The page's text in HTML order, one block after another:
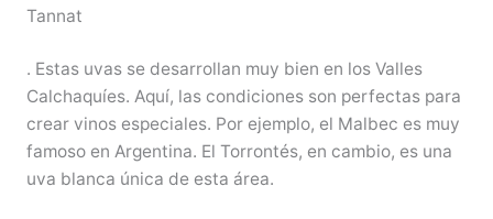
Tannat
. Estas uvas se desarrollan muy bien en los Valles
Calchaquíes. Aquí, las condiciones son perfectas para
crear vinos especiales. Por ejemplo, el Malbec es muy
famoso en Argentina. El Torrontés, en cambio, es una
uva blanca única de esta área.